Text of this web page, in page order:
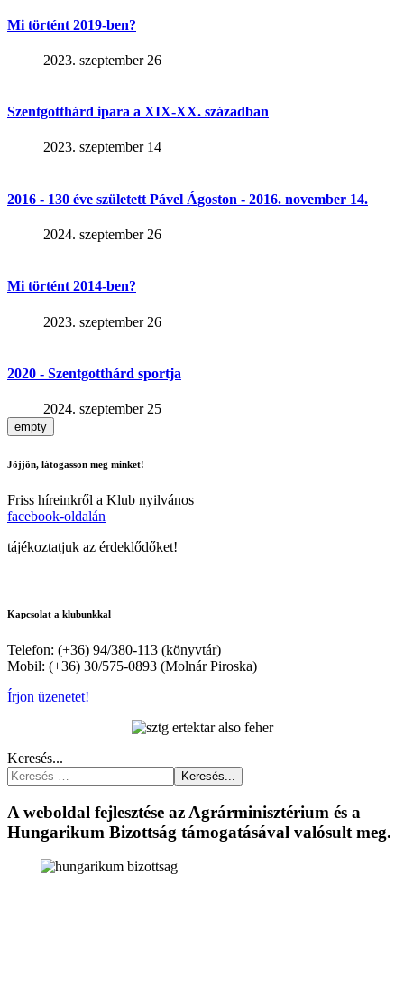
Mi történt 2019-ben?
2023. szeptember 26
Szentgotthárd ipara a XIX-XX. században
2023. szeptember 14
2016 - 130 éve született Pável Ágoston - 2016. november 14.
2024. szeptember 26
Mi történt 2014-ben?
2023. szeptember 26
2020 - Szentgotthárd sportja
2024. szeptember 25
empty
Jöjjön, látogasson meg minket!
Friss híreinkről a Klub nyilvános
facebook-oldalán
tájékoztatjuk az érdeklődőket!
Kapcsolat a klubunkkal
Telefon: (+36) 94/380-113 (könyvtár)
Mobil: (+36) 30/575-0893 (Molnár Piroska)
Írjon üzenetet!
Keresés...
Keresés...
A weboldal fejlesztése az Agrárminisztérium és a
Hungarikum Bizottság támogatásával valósult meg.